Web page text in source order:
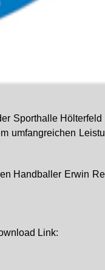
Sporthalle
umfangreichen
Handballer Erwin
Link: